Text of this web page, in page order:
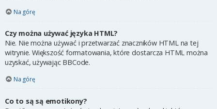
Na górę
Czy można używać języka HTML?
Nie. Nie można używać i przetwarzać znaczników HTML na tej
witrynie. Większość formatowania, które dostarcza HTML można
uzyskać, używając BBCode.
Na górę
Co to są są emotikony?